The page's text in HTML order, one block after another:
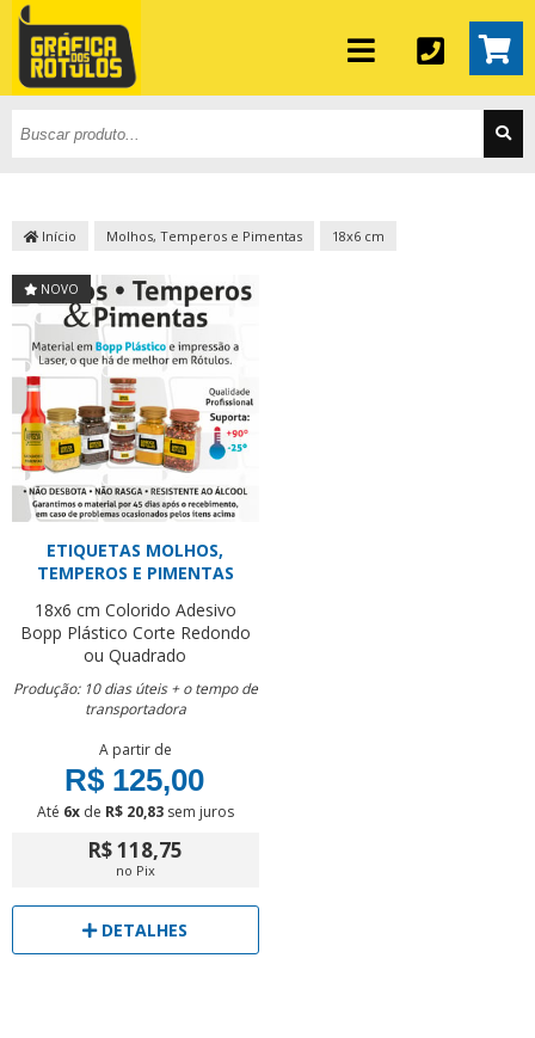
Início Molhos, Temperos e Pimentas 18x6 cm
NOVO
ETIQUETAS MOLHOS,
TEMPEROS E PIMENTAS
18x6 cm Colorido Adesivo
Bopp Plástico Corte Redondo
ou Quadrado
Produção: 10 dias úteis + o tempo de
transportadora
A partir de
R$ 125,00
Até 6xde R$ 20,83sem juros
R$ 118,75
no Pix
DETALHES